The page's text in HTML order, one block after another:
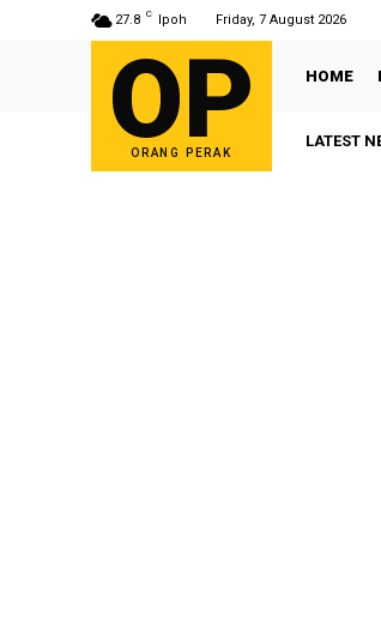
27.8 C Ipoh Friday, 7 August 2026
OP
ORANG PERAK
HOME
LATEST